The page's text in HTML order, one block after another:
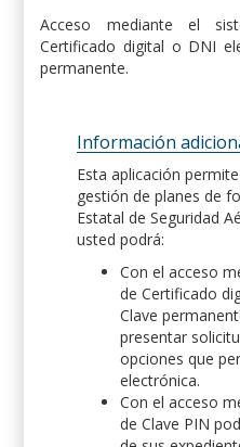
Acceso mediante el
Certificado digital o DNI
permanente.
Información
Esta aplicación
gestión de planes de
Estatal de Seguridad
usted podrá:
Con el acceso
de Certificado
Clave
presentar
opciones que
electrónica.
Con el acceso
de Clave PIN